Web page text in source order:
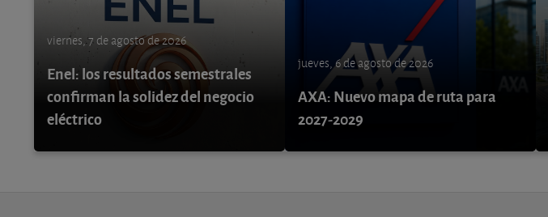
viernes, 7 de agosto de 2026
Enel: los resultados semestrales
confirman la solidez del negocio
eléctrico
jueves, 6 de agosto de 2026
AXA: Nuevo mapa de ruta para
2027-2029